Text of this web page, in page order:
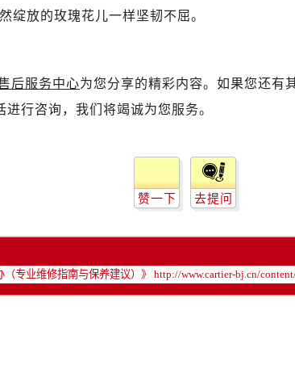
放的玫瑰花儿一样坚韧不屈。
后服务中心为您分享的精彩内容。如果您还有
行咨询，我们将竭诚为您服务。
赞一下 去提问